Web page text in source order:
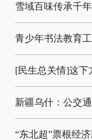
雪域百味传承千
青少年书法教育
[民生总关情]这下
新疆乌什：公交
“东北超”票根经